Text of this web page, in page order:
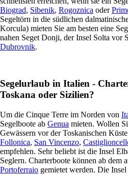
Biograd, Sibenik, Rogoznica oder
Segeltörn in die südlichen
Korcula) mieten Sie am besten eine
nahen Seget Donji, der Insel Solta vor
Dubrovnik.
Segelurlaub in Italien -
Toskana oder Sizilien?
Um die Cinque Terre im Norden von
Segelboote ab Genua mieten. Wollen
Gewässern vor der Toskanischen
Follonica, San Vincenzo,
empfehlen. Sehr beliebt ist die Insel
Seglern. Charterboote können ab dem
Portoferraio gemietet werden. Die